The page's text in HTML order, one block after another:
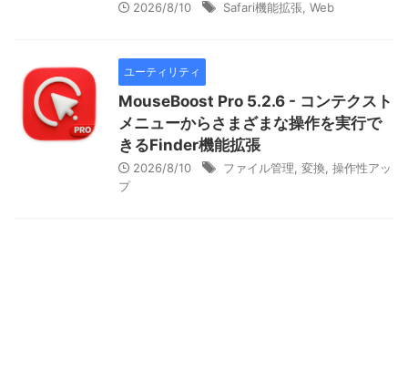
2026/8/10 Safari機能拡張 Web
ユーティリティ
MouseBoost Pro 5.2.6 - コンテクスト
メニューからさまざまな操作を実行で
きるFinder機能拡張
2026/8/10 ファイル管理 変換 操作性アッ
プ